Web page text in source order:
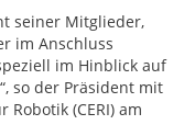
seiner Mitglieder,
im Anschluss
im Hinblick auf
so der Präsident mit
(CERI) am